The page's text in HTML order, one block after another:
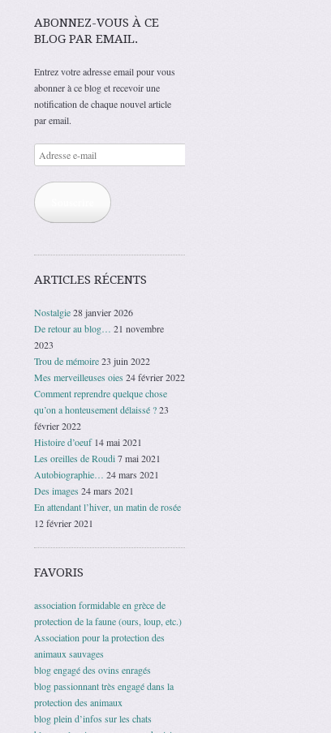
ABONNEZ-VOUS À CE
BLOG PAR EMAIL.
Entrez votre adresse email pour vous
abonner à ce blog et recevoir une
notification de chaque nouvel article
par email.
Adresse
e-
mail
ARTICLES RÉCENTS
Nostalgie28 janvier 2026
De retour au blog… 21 novembre
2023
Trou de mémoire23 juin 2022
Mes merveilleuses oies 24 février 2022
Comment reprendre quelque chose
qu’on a honteusement délaissé ?23
février 2022
Histoire d’oeuf 14 mai 2021
Les oreilles de Roudi7 mai 2021
Autobiographie… 24 mars 2021
Des images 24 mars 2021
En attendant l’hiver, un matin de rosée
12 février 2021
FAVORIS
association formidable en grèce de
protection de la faune (ours, loup, etc.)
Association pour la protection des
animaux sauvages
blog engagé des ovins enragés
blog passionnant très engagé dans la
protection des animaux
blog plein d’infos sur les chats